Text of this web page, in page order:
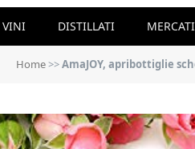
VINI DISTILLATI
Home>>AmaJOY, apribottiglie